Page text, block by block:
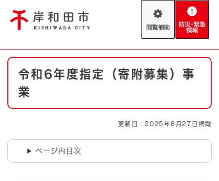
閲
助
防
緊
情
やさしい日本語
防災・緊急情報 救急・消防
本
令和6年度指定（寄附募集）事
業
更新日：2025年8月27日掲載
ページ内目次